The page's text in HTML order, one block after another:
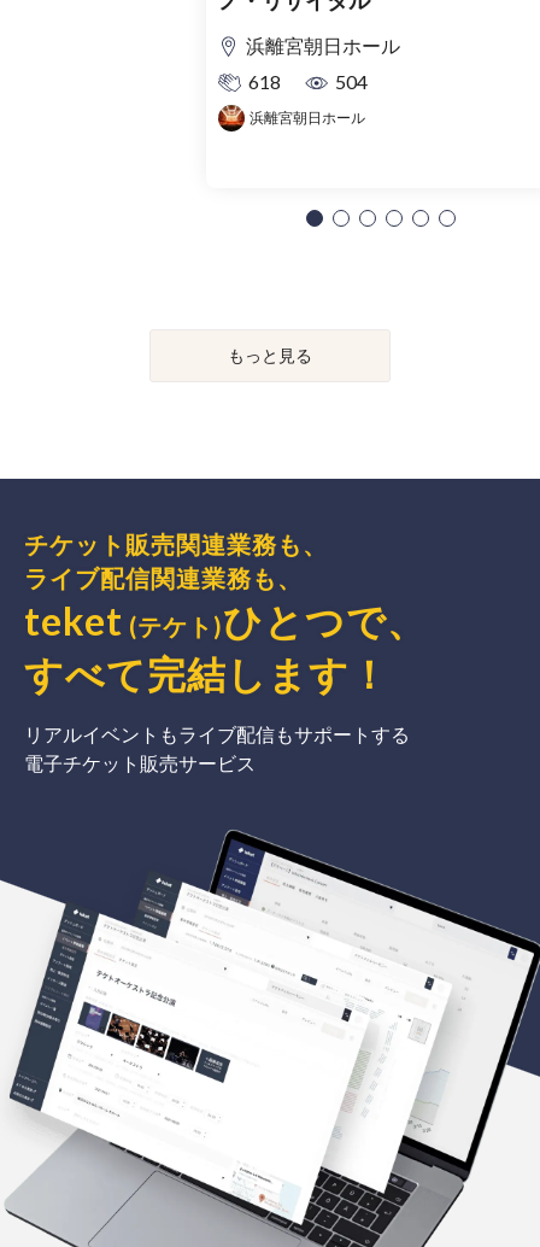
浜離宮朝日ホール
618
504
浜離宮朝日ホール
もっと見る
チケット販売関連業務も、
ライブ配信関連業務も、
teket (テケト)ひとつで、
すべて完結 します ！
リアルイベントもライブ配信もサポートする
電子チケット販売サービス